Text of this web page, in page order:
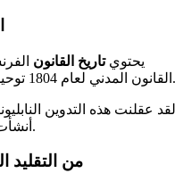
يحتويتاريخ القانون
القانون المدني لعام 1804 توحيدًا أساسيًا أثر على العديد من البلدان.
لقد عقلنت هذه التدوين
أنشأت نظامًا متماسكًا لا يزال ساريًا اليوم.
من التقليد